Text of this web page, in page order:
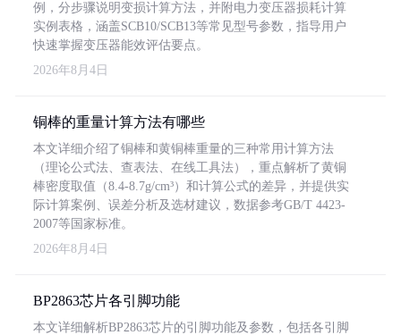
例，分步骤说明变损计算方法，并附电力变压器损耗计算
实例表格，涵盖SCB10/SCB13等常见型号参数，指导用户
快速掌握变压器能效评估要点。
2026年8月4日
铜棒的重量计算方法有哪些
本文详细介绍了铜棒和黄铜棒重量的三种常用计算方法
（理论公式法、查表法、在线工具法），重点解析了黄铜
棒密度取值（8.4-8.7g/cm³）和计算公式的差异，并提供实
际计算案例、误差分析及选材建议，数据参考GB/T 4423-
2007等国家标准。
2026年8月4日
BP2863芯片各引脚功能
本文详细解析BP2863芯片的引脚功能及参数，包括各引脚